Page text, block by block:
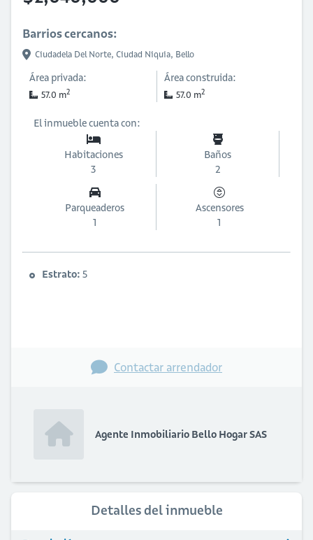
Barrios cercanos:
Ciudadela Del Norte, Ciudad Niquia, Bello
Área privada:
57.0 m2
Área construida:
57.0 m2
El inmueble cuenta con:
Habitaciones
3
Baños
2
Parqueaderos
1
Ascensores
1
Estrato: 5
Contactar arrendador
Agente Inmobiliario Bello Hogar SAS
Detalles del inmueble